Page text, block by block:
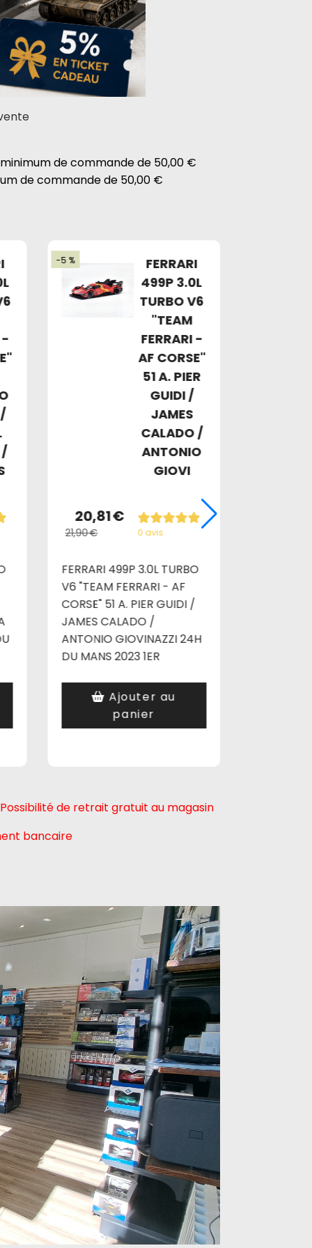
de commande de 50,00 €
de commande de 50,00 €
-
/
-5 %
FERRARI
499P 3.0L
TURBO V6
"TEAM
FERRARI -
AF CORSE"
51 A. PIER
GUIDI /
JAMES
CALADO /
ANTONIO
GIOVI
0 avis
20,81€
21,90€
FERRARI 499P 3.0L TURBO
V6 "TEAM FERRARI - AF
CORSE" 51 A. PIER GUIDI /
JAMES CALADO /
ANTONIO GIOVINAZZI 24H
DU MANS 2023 1ER
Ajouter au
panier
de retrait gratuit au magasin
bancaire